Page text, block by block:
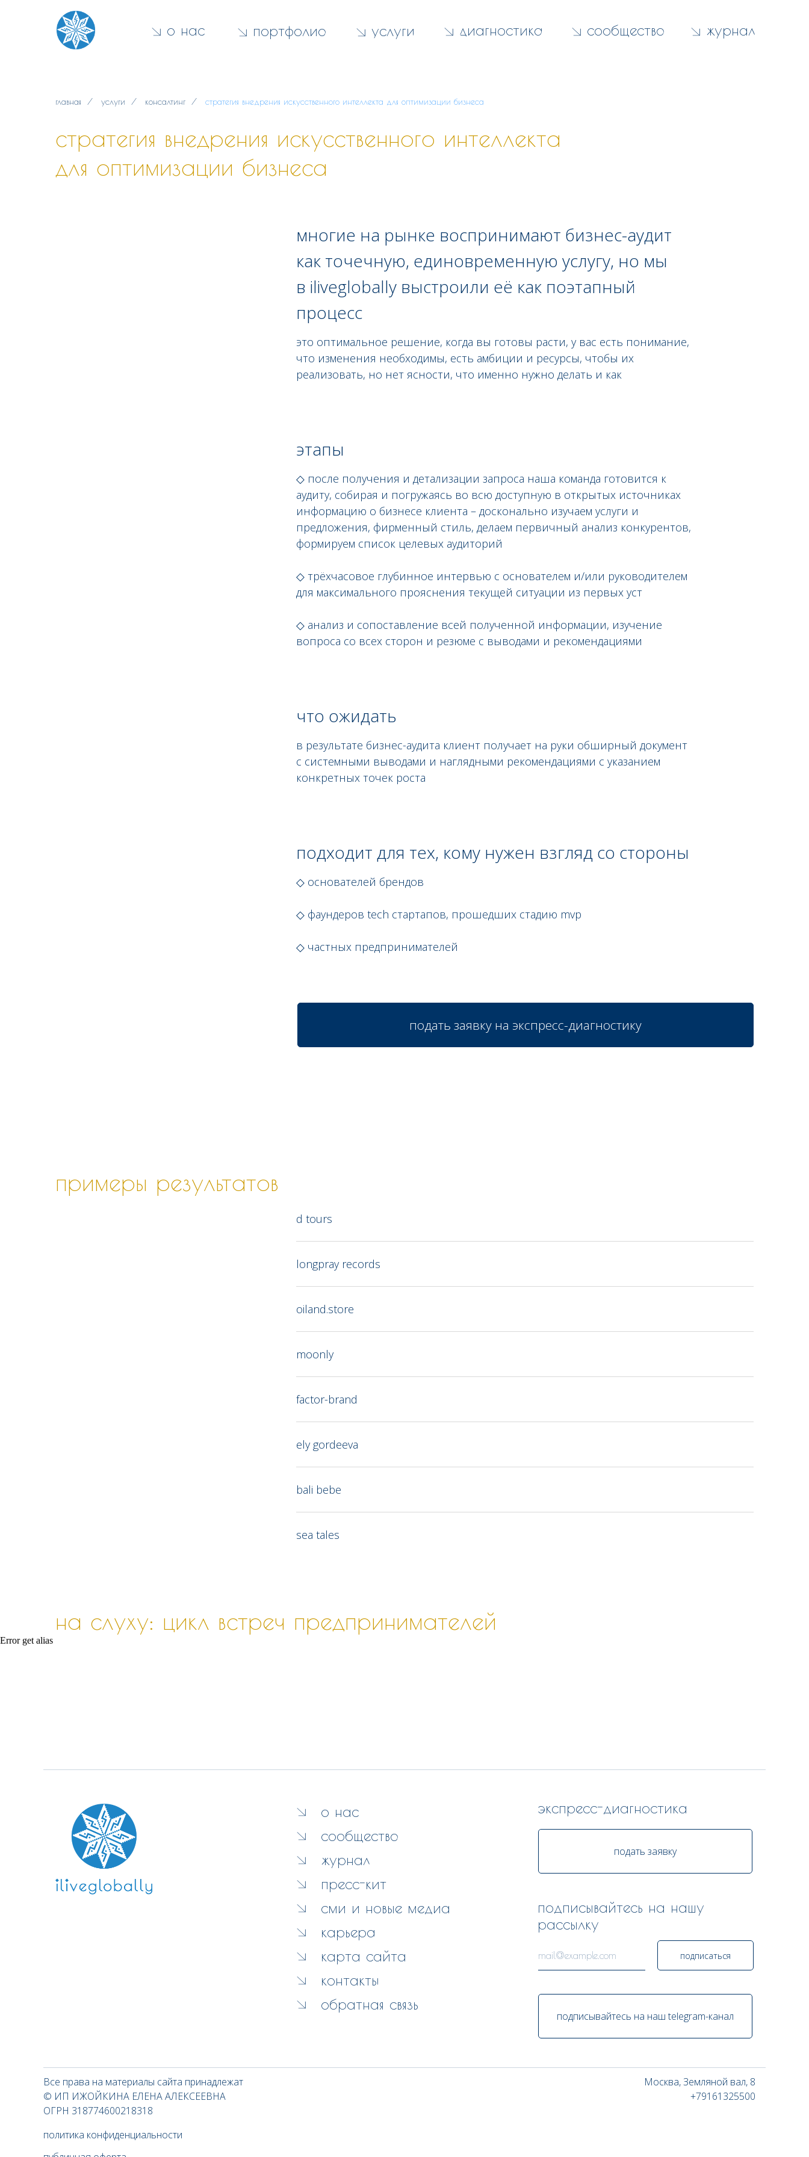
о нас портфолио услуги диагностика сообщество журнал
главная / услуги / консалтинг / стратегия внедрения искусственного интеллекта для оптимизации бизнеса
стратегия внедрения искусственного интеллекта
для оптимизации бизнеса
многие на рынке воспринимают бизнес-аудит
как точечную, единовременную услугу, но мы
в iliveglobally выстроили её как поэтапный
процесс
это оптимальное решение, когда вы готовы расти, у вас есть понимание,
что изменения необходимы, есть амбиции и ресурсы, чтобы их
реализовать, но нет ясности, что именно нужно делать и как
этапы
◇ после получения и детализации запроса наша команда готовится к
аудиту, собирая и погружаясь во всю доступную в открытых источниках
информацию о бизнесе клиента – досконально изучаем услуги и
предложения, фирменный стиль, делаем первичный анализ конкурентов,
формируем список целевых аудиторий
◇ трёхчасовое глубинное интервью с основателем и/или руководителем
для максимального прояснения текущей ситуации из первых уст
◇ анализ и сопоставление всей полученной информации, изучение
вопроса со всех сторон и резюме с выводами и рекомендациями
что ожидать
в результате бизнес-аудита клиент получает на руки обширный документ
с системными выводами и наглядными рекомендациями с указанием
конкретных точек роста
подходит для тех, кому нужен взгляд со стороны
◇ основателей брендов
◇ фаундеров tech стартапов, прошедших стадию mvp
◇ частных предпринимателей
подать заявку на экспресс-диагностику
примеры результатов
d tours
longpray records
oiland.store
moonly
factor-brand
ely gordeeva
bali bebe
sea tales
на слуху: цикл встреч предпринимателей
Error get alias
подписывайтесь на нашу
рассылку
подписаться
экспресс-диагностика
подать заявку
о нас
сообщество
журнал
пресс-кит
сми и новые медиа
карьера
карта сайта
контакты
подписывайтесь на наш telegram-канал
обратная связь
политика конфиденциальности
Все права на материалы сайта принадлежат
© ИП ИЖОЙКИНА ЕЛЕНА АЛЕКСЕЕВНА
ОГРН 318774600218318
Москва, Земляной вал, 8
+79161325500